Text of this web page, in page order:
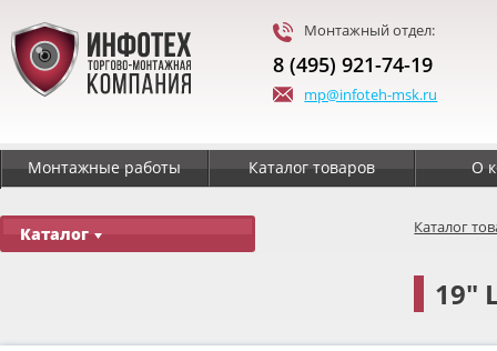
Монтажный отдел:
8 (495) 921-74-19
mp@infoteh-msk.ru
Монтажные работы Каталог товаров О
Каталог Каталог
19"